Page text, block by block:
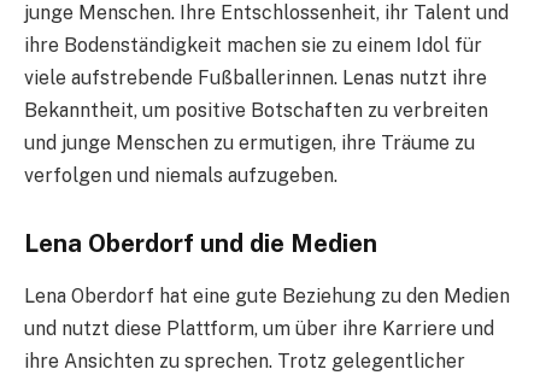
junge Menschen. Ihre Entschlossenheit, ihr Talent und
ihre Bodenständigkeit machen sie zu einem Idol für
viele aufstrebende Fußballerinnen. Lenas nutzt ihre
Bekanntheit, um positive Botschaften zu verbreiten
und junge Menschen zu ermutigen, ihre Träume zu
verfolgen und niemals aufzugeben.
Lena Oberdorf und die Medien
Lena Oberdorf hat eine gute Beziehung zu den Medien
und nutzt diese Plattform, um über ihre Karriere und
ihre Ansichten zu sprechen. Trotz gelegentlicher